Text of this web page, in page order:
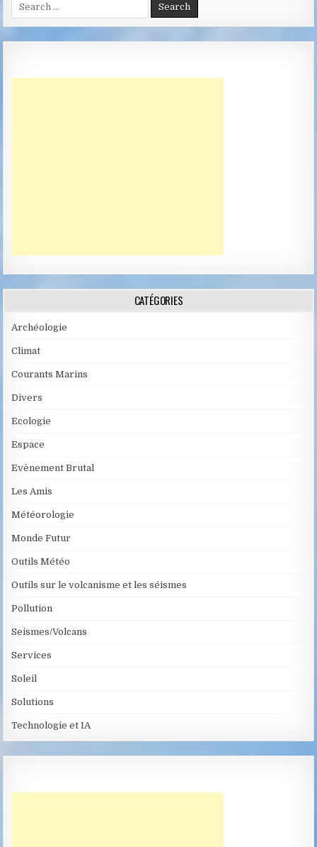
for:
CATÉGORIES
Archéologie
Climat
Courants Marins
Divers
Ecologie
Espace
Evènement Brutal
Les Amis
Météorologie
Monde Futur
Outils Météo
Outils sur le volcanisme et les séismes
Pollution
Seismes/Volcans
Services
Soleil
Solutions
Technologie et IA